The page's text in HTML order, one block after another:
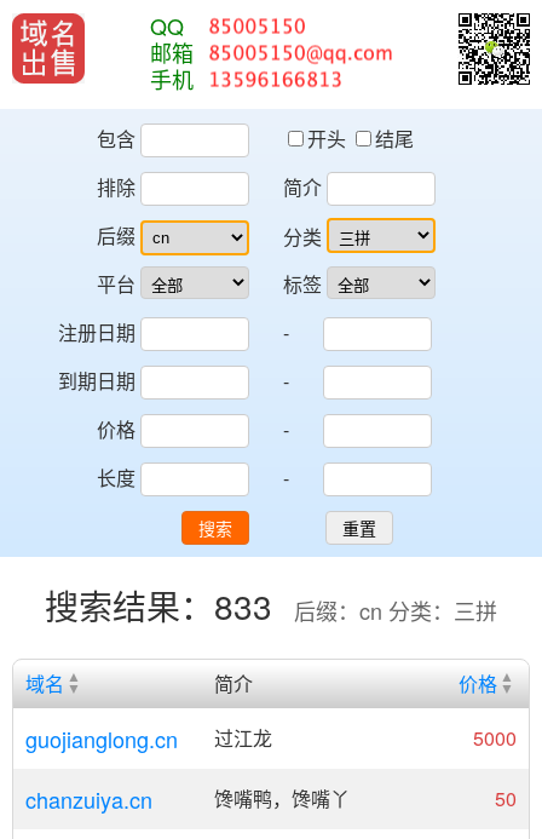
QQ
邮箱
手机
包含 开头
结尾
排除
简介
后缀
平台
分类
标签
注册日期
-
到期日期
-
价格
-
长度
-
搜索 重置
搜索结果：833 后缀：cn 分类：三拼
域名 简介 价格
guojianglong.cn 过江龙 5000
chanzuiya.cn 馋嘴鸭，馋嘴丫 50